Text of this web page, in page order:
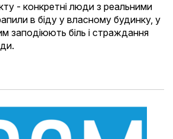
- конкретні люди з реальними
в біду у власному будинку, у
заподіюють біль і страждання